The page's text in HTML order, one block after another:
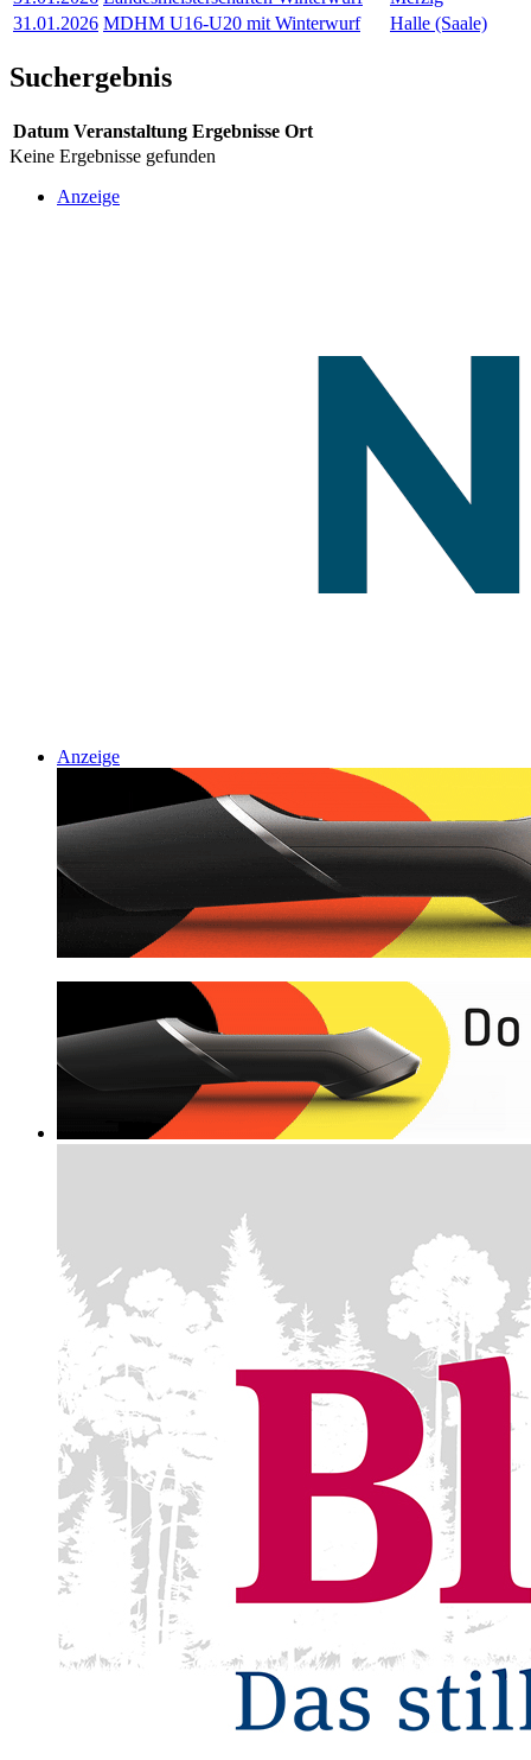
31.01.2026 MDHM U16-U20 mit Winterwurf Halle (Saale)
Suchergebnis
Datum Veranstaltung Ergebnisse Ort
Keine Ergebnisse gefunden
Anzeige
Anzeige